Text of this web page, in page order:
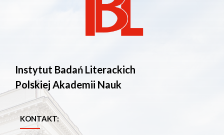
Instytut Badań Literackich
Polskiej Akademii Nauk
KONTAKT: